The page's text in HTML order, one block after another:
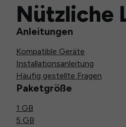
Nützliche
Anleitungen
Kompatible Geräte
Installationsanleitung
Häufig gestellte Fragen
Paketgröße
1 GB
5 GB